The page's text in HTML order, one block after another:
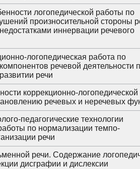
логопедической работы по
произносительной стороны
иннервации речевого
логопедическая работа по
речевой деятельности
речи
коррекционно-логопедической
речевых и неречевых
педагогические технологии
по нормализации темпо-
речи
речи. Содержание
дисграфии и дислексии